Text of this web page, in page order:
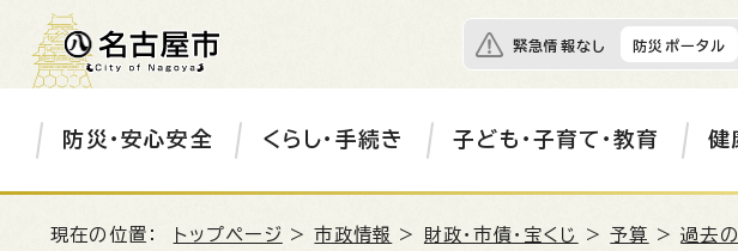
緊急情報なし 防災ポータル
防災・安心安全 くらし・手続き 子ども・子育て・教育 健
現在の位置： トップページ >市政情報 > 財政・市債・宝くじ >予算 >過去